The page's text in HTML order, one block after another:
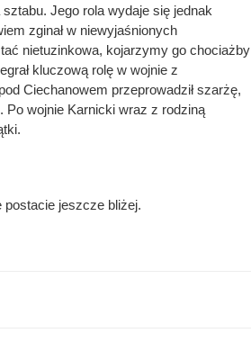
Jego rola wydaje się jednak
zginał w niewyjaśnionych
nietuzinkowa, kojarzymy go chociażby
kluczową rolę w wojnie z
Ciechanowem przeprowadził szarżę,
Po wojnie Karnicki wraz z rodziną
jeszcze bliżej.